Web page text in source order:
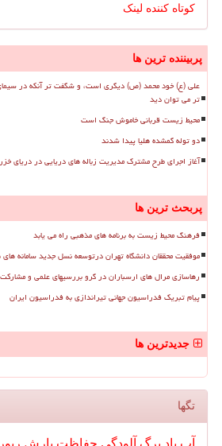
کوتاه کننده لینک
پربیننده ترین ها
علی (ع) خود محمد (ص) دیگری است، و شگفت تر آنکه در
تر می توان دید
محیط زیست قربانی خاموش جنگ است
دو توله گمشده هلیا پیدا شدند
آغاز اجرای طرح مشترک مدیریت زباله های دریایی در دریای خزر
پربحث ترین ها
فرهنگ محیط زیست به برنامه های مذهبی راه می یابد
موفقیت محققان دانشگاه تهران درتوسعه نسل جدید سامانه
رهاسازی مرال های ارسباران در گرو بررسیهای علمی و
پیام تبریک فدراسیون جهانی تیراندازی به فدراسیون ایران
جدیدترین ها
تگها